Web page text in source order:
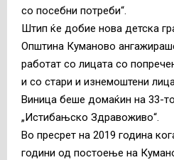
со посебни потреби“.
Штип ќе добие нова детска
Општина Куманово
работат со лицата со
и со стари и изнемоштени
Виница беше домаќин на 33-
„Истибањско Здравоживо“.
Во пресрет на 2019 година
години од постоење на